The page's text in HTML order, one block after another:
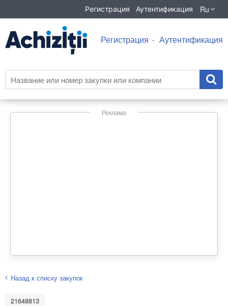
Регистрация Аутентификация Ru
Регистрация Аутентификация
Реклама
Назад к списку закупок
21648813